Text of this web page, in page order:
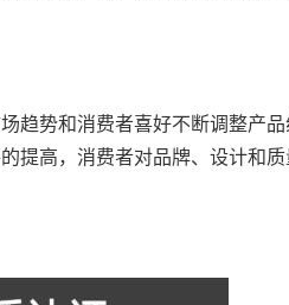
势和消费者喜好不断调整产
高，消费者对品牌、设计和